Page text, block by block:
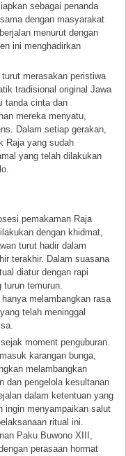
sebagai penanda
dengan masyarakat
menurut dengan
ini menghadirkan
merasakan peristiwa
tradisional original Jawa
tanda cinta dan
mereka menyatu,
Dalam setiap gerakan,
Raja yang sudah
yang telah dilakukan
pemakaman Raja
dengan khidmat,
turut hadir dalam
terakhir. Dalam suasana
diatur dengan rapi
turun temurun.
melambangkan rasa
telah meninggal
moment penguburan.
karangan bunga,
melambangkan
dan pengelola kesultanan
dalam ketentuan yang
ingin menyampaikan salut
ritual ini.
Paku Buwono XIII,
perasaan hormat